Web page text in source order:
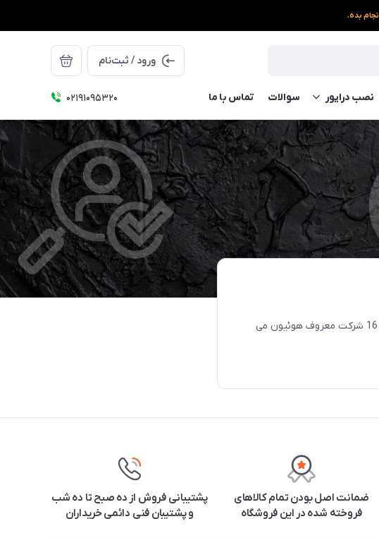
ورود / ثبت‌نام
نصب درایور سوالات تماس با ما ۰۲۱91095320
در این ویدیو به نقد و بررسی تبلت گرافیکی کامواس پرو 16 شرکت معروف هوئیون می
ضمانت اصل بودن تمام کالاهای
فروخته شده در این فروشگاه
پشتیبانی فروش از ده صبح تا ده شب
و پشتیبان فنی دائمی خریداران